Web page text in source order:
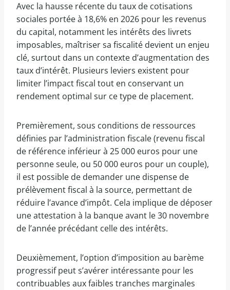
Avec la hausse récente du taux de cotisations
sociales portée à 18,6% en 2026 pour les revenus
du capital, notamment les intérêts des livrets
imposables, maîtriser sa fiscalité devient un enjeu
clé, surtout dans un contexte d’augmentation des
taux d’intérêt. Plusieurs leviers existent pour
limiter l’impact fiscal tout en conservant un
rendement optimal sur ce type de placement.
Premièrement, sous conditions de ressources
définies par l’administration fiscale (revenu fiscal
de référence inférieur à 25 000 euros pour une
personne seule, ou 50 000 euros pour un couple),
il est possible de demander une dispense de
prélèvement fiscal à la source, permettant de
réduire l’avance d’impôt. Cela implique de déposer
une attestation à la banque avant le 30 novembre
de l’année précédant celle des intérêts.
Deuxièmement, l’option d’imposition au barème
progressif peut s’avérer intéressante pour les
contribuables aux faibles tranches marginales